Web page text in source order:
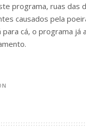
programa, ruas das
causados pela
para cá, o programa